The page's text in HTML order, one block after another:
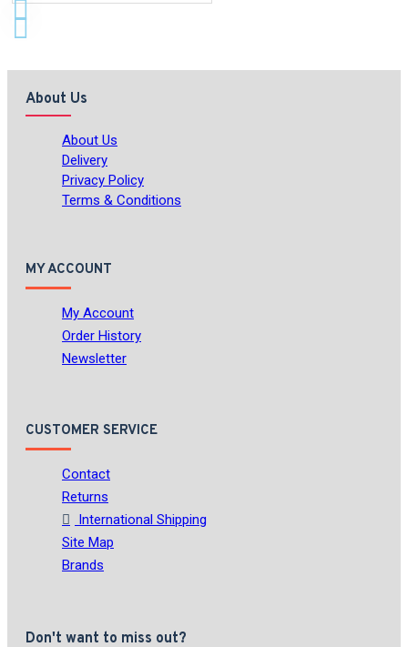
About Us
About Us
Delivery
Privacy Policy
Terms & Conditions
MY ACCOUNT
My Account
Order History
Newsletter
CUSTOMER SERVICE
Contact
Returns
International Shipping
Site Map
Brands
Don't want to miss out?